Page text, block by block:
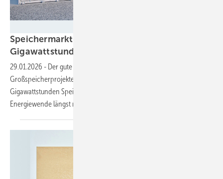
Speichermarkt 2025: Europa installiert 27,1
Gigawattstunden neue
29.01.2026 - Der gute Zubau wurde vor allem von den vielen
Großspeicherprojekten angetrieben. Inzwischen sind 77,3
Gigawattstunden Speicherkapazität installiert. Doch das reicht für die
Energiewende längst nicht